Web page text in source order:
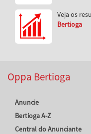
Veja os
Bertioga
Oppa Bertioga
Anuncie
Bertioga A-Z
Central do Anunciante